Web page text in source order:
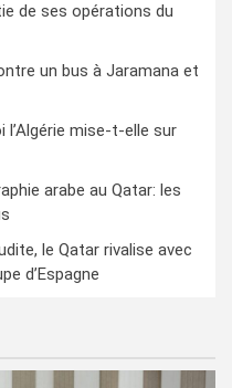
de ses opérations du
un bus à Jaramana et
mise-t-elle sur
arabe au Qatar: les
le Qatar rivalise avec
d’Espagne